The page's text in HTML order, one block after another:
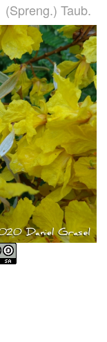
(Spreng.) Taub.